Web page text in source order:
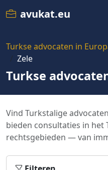
avukat.eu
Turkse advocaten in
Zele
Turkse
Vind Turkstalige
bieden consultaties in het
rechtsgebieden — van